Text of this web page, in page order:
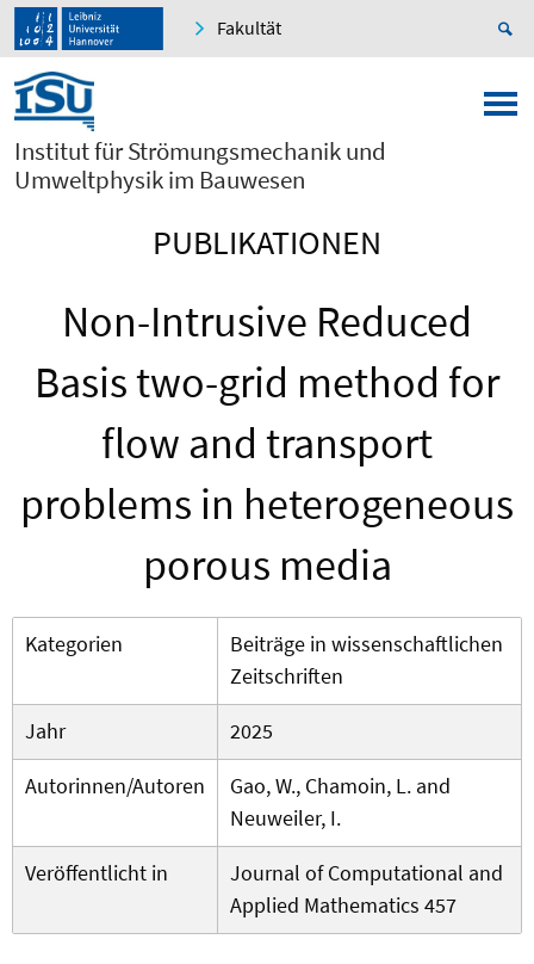
Fakultät
Institut für Strömungsmechanik und
Umweltphysik im Bauwesen
PUBLIKATIONEN
Non-Intrusive Reduced
Basis two-grid method for
flow and transport
problems in heterogeneous
porous media
Kategorien
Beiträge in wissenschaftlichen
Zeitschriften
Jahr
2025
Autorinnen/Autoren
Gao, W., Chamoin, L. and
Neuweiler, I.
Veröffentlicht in
Journal of Computational and
Applied Mathematics 457